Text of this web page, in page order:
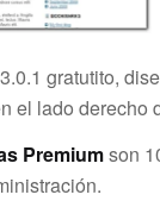
gratutito,
el lado derecho
Premiumson